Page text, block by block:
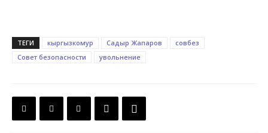
ТЕГИ кыргызкомур Садыр Жапаров
совбез
Совет безопасности
увольнение